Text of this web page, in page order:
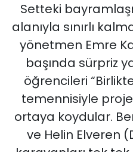
Setteki
alanıyla sınırlı
yönetmen Emre
başında sürpriz
öğrencileri
temennisiyle
ortaya koydular.
ve Helin Elveren